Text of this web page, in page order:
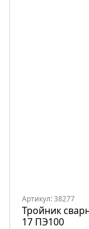
Артикул: 38277
Тройник
17 ПЭ100